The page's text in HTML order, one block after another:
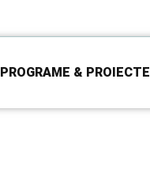
PROGRAME & PROIECTE